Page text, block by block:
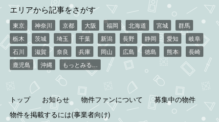
エリアから記事をさがす
東京 神奈川 京都 大阪 福岡 北海道 宮城
群馬
栃木
茨城 埼玉 千葉 新潟 長野 静岡 愛知
岐阜
石川
滋賀 奈良 兵庫 岡山 広島 徳島 熊本
長崎
鹿児島
沖縄 もっとみる…
トップ お知らせ 物件ファンについて
募集中の物件
物件を掲載するには(事業者向け)